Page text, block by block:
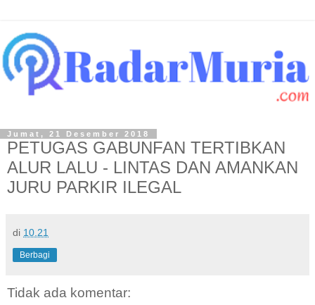
Jumat, 21 Desember 2018
PETUGAS GABUNFAN TERTIBKAN
ALUR LALU - LINTAS DAN AMANKAN
JURU PARKIR ILEGAL
di 10.21
Berbagi
Tidak ada komentar: